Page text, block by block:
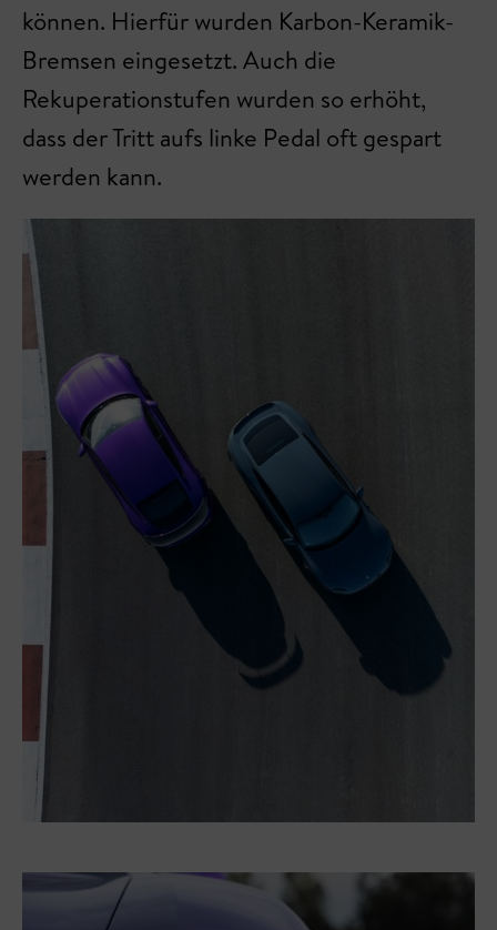
können. Hierfür wurden Karbon-Keramik-
Bremsen eingesetzt. Auch die
Rekuperationstufen wurden so erhöht,
dass der Tritt aufs linke Pedal oft gespart
werden kann.